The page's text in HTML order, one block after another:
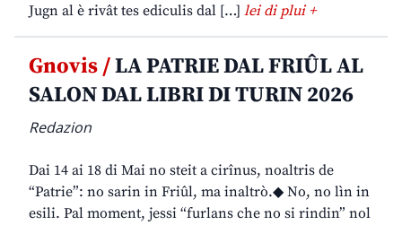
Jugn al è rivât tes ediculis dal […] lei di plui +
Gnovis /LA PATRIE DAL FRIÛL AL
SALON DAL LIBRI DI TURIN 2026
Redazion
Dai 14 ai 18 di Mai no steit a cirînus, noaltris de
“Patrie”: no sarin in Friûl, ma inaltrò.◆ No, no lìn in
esili. Pal moment, jessi “furlans che no si rindin” nol